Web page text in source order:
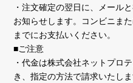
・注文確定の翌日に、メール
お知らせします。コンビニま
までにお支払いください。
■ご注意
・代金は株式会社ネットプロ
き、指定の方法で請求いたしま